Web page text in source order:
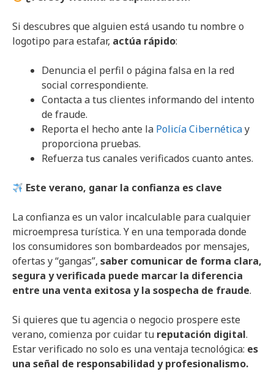
Si descubres que alguien está usando tu nombre o
logotipo para estafar, actúa rápido:
Denuncia el perfil o página falsa en la red
social correspondiente.
Contacta a tus clientes informando del intento
de fraude.
Reporta el hecho ante la Policía Cibernéticay
proporciona pruebas.
Refuerza tus canales verificados cuanto antes.
Este verano, ganar la confianza es clave
La confianza es un valor incalculable para cualquier
microempresa turística. Y en una temporada donde
los consumidores son bombardeados por mensajes,
ofertas y “gangas”, saber comunicar de forma clara,
segura y verificada puede marcar la diferencia
entre una venta exitosa y la sospecha de fraude.
Si quieres que tu agencia o negocio prospere este
verano, comienza por cuidar tu reputación digital.
Estar verificado no solo es una ventaja tecnológica: es
una señal de responsabilidad y profesionalismo.